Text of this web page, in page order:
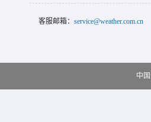
客服邮箱： service@weather.com.cn
中